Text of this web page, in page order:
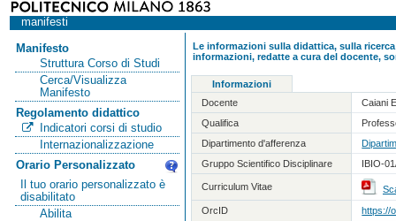
manifesti
Manifesto
Struttura Corso di Studi
Cerca/Visualizza
Manifesto
Regolamento didattico
Indicatori corsi di studio
Internazionalizzazione
Orario Personalizzato
Il tuo orario personalizzato è
disabilitato
Abilita
Le informazioni sulla didattica, sulla
informazioni, redatte a cura del docente,
Informazioni
Docente
Caiani
Qualifica
Dipartimento d'afferenza
Gruppo Scientifico Disciplinare
IBIO-
Curriculum Vitae
OrcID
https://